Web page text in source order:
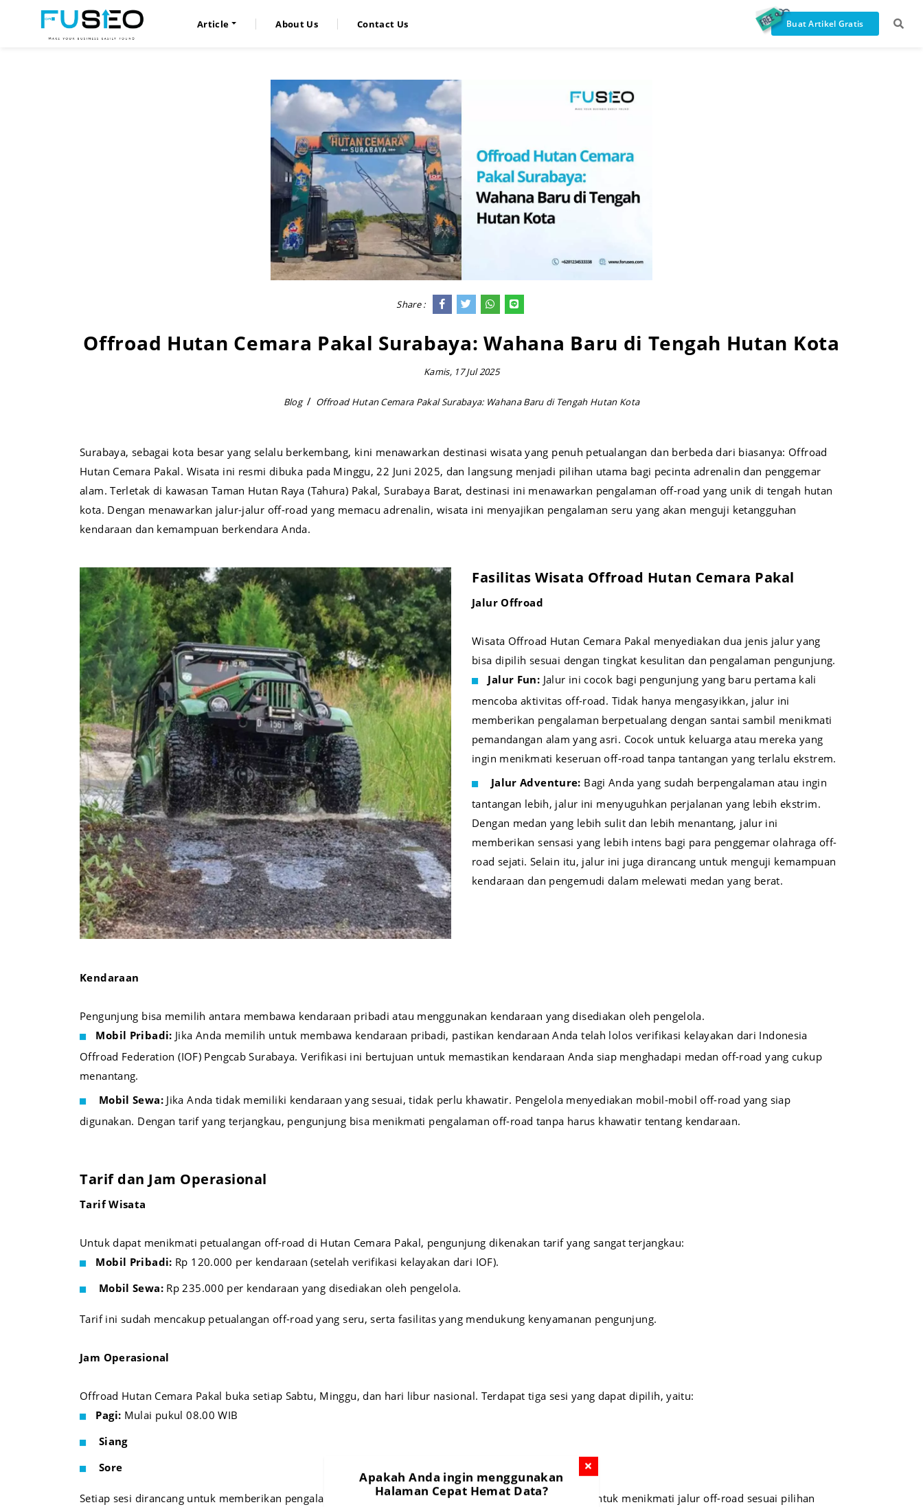
Apakah Anda ingin menggunakan
Halaman Cepat Hemat Data?
Article About Us Contact Us Buat Artikel Gratis
Share :
Offroad Hutan Cemara Pakal Surabaya: Wahana Baru di Tengah Hutan Kota
Kamis, 17 Jul 2025
Blog Offroad Hutan Cemara Pakal Surabaya: Wahana Baru di Tengah Hutan Kota
Surabaya, sebagai kota besar yang selalu berkembang, kini menawarkan destinasi wisata yang penuh petualangan dan berbeda dari biasanya: Offroad
Hutan Cemara Pakal. Wisata ini resmi dibuka pada Minggu, 22 Juni 2025, dan langsung menjadi pilihan utama bagi pecinta adrenalin dan penggemar
alam. Terletak di kawasan Taman Hutan Raya (Tahura) Pakal, Surabaya Barat, destinasi ini menawarkan pengalaman off-road yang unik di tengah hutan
kota. Dengan menawarkan jalur-jalur off-road yang memacu adrenalin, wisata ini menyajikan pengalaman seru yang akan menguji ketangguhan
kendaraan dan kemampuan berkendara Anda.
Fasilitas Wisata Offroad Hutan Cemara Pakal
Jalur Offroad
Wisata Offroad Hutan Cemara Pakal menyediakan dua jenis jalur yang
bisa dipilih sesuai dengan tingkat kesulitan dan pengalaman pengunjung.
Jalur Fun: Jalur ini cocok bagi pengunjung yang baru pertama kali
mencoba aktivitas off-road. Tidak hanya mengasyikkan, jalur ini
memberikan pengalaman berpetualang dengan santai sambil menikmati
pemandangan alam yang asri. Cocok untuk keluarga atau mereka yang
ingin menikmati keseruan off-road tanpa tantangan yang terlalu ekstrem.
Jalur Adventure: Bagi Anda yang sudah berpengalaman atau ingin
tantangan lebih, jalur ini menyuguhkan perjalanan yang lebih ekstrim.
Dengan medan yang lebih sulit dan lebih menantang, jalur ini
memberikan sensasi yang lebih intens bagi para penggemar olahraga off-
road sejati. Selain itu, jalur ini juga dirancang untuk menguji kemampuan
kendaraan dan pengemudi dalam melewati medan yang berat.
Kendaraan
Pengunjung bisa memilih antara membawa kendaraan pribadi atau menggunakan kendaraan yang disediakan oleh pengelola.
Mobil Pribadi: Jika Anda memilih untuk membawa kendaraan pribadi, pastikan kendaraan Anda telah lolos verifikasi kelayakan dari Indonesia
Offroad Federation (IOF) Pengcab Surabaya. Verifikasi ini bertujuan untuk memastikan kendaraan Anda siap menghadapi medan off-road yang cukup
menantang.
Mobil Sewa:Jika Anda tidak memiliki kendaraan yang sesuai, tidak perlu khawatir. Pengelola menyediakan mobil-mobil off-road yang siap
digunakan. Dengan tarif yang terjangkau, pengunjung bisa menikmati pengalaman off-road tanpa harus khawatir tentang kendaraan.
Tarif dan Jam Operasional
Tarif Wisata
Untuk dapat menikmati petualangan off-road di Hutan Cemara Pakal, pengunjung dikenakan tarif yang sangat terjangkau:
Mobil Pribadi: Rp 120.000 per kendaraan (setelah verifikasi kelayakan dari IOF).
Mobil Sewa:Rp 235.000 per kendaraan yang disediakan oleh pengelola.
Tarif ini sudah mencakup petualangan off-road yang seru, serta fasilitas yang mendukung kenyamanan pengunjung.
Jam Operasional
Offroad Hutan Cemara Pakal buka setiap Sabtu, Minggu, dan hari libur nasional. Terdapat tiga sesi yang dapat dipilih, yaitu:
Pagi: Mulai pukul 08.00 WIB
Siang
Sore
Setiap sesi dirancang untuk memberikan pengalaman yang menyenangkan, dengan waktu yang cukup untuk menikmati jalur off-road sesuai pilihan